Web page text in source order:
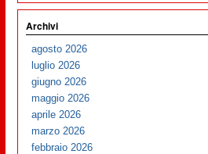
Archivi
agosto 2026
luglio 2026
giugno 2026
maggio 2026
aprile 2026
marzo 2026
febbraio 2026